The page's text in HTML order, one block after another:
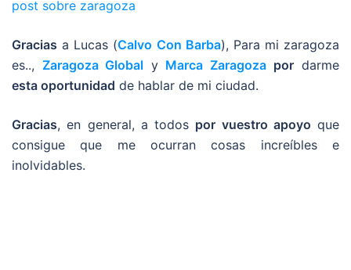
Gracias a Lucas (Calvo Con Barba), Para mi zaragoza
es.., Zaragoza Global y Marca Zaragoza por darme
esta oportunidad de hablar de mi ciudad.
Gracias, en general, a todos por vuestro apoyo que
consigue que me ocurran cosas increíbles e
inolvidables.